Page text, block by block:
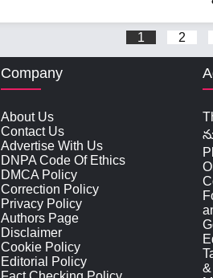
1 2
Company
About Us
Contact Us
Advertise With Us
DNPA Code Of Ethics
DMCA Policy
Correction Policy
Privacy Policy
Authors Page
Disclaimer
Cookie Policy
Editorial Policy
&